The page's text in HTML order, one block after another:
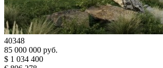
40348
85 000 000 руб.
$ 1 034 400